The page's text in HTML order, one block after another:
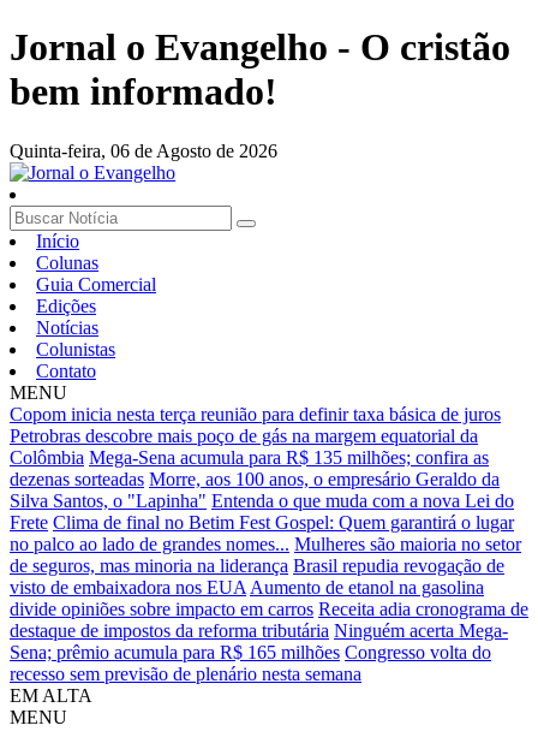
Jornal o Evangelho - O cristão
bem informado!
Quinta-feira, 06 de Agosto de 2026
Início
Colunas
Guia Comercial
Edições
Notícias
Colunistas
Contato
MENU
Copom inicia nesta terça reunião para definir taxa básica de juros
Petrobras descobre mais poço de gás na margem equatorial da
Colômbia Mega-Sena acumula para R$ 135 milhões; confira as
dezenas sorteadas Morre, aos 100 anos, o empresário Geraldo da
Silva Santos, o "Lapinha" Entenda o que muda com a nova Lei do
Frete Clima de final no Betim Fest Gospel: Quem garantirá o lugar
no palco ao lado de grandes nomes... Mulheres são maioria no setor
de seguros, mas minoria na liderança Brasil repudia revogação de
visto de embaixadora nos EUA Aumento de etanol na gasolina
divide opiniões sobre impacto em carros Receita adia cronograma de
destaque de impostos da reforma tributária Ninguém acerta Mega-
Sena; prêmio acumula para R$ 165 milhões Congresso volta do
recesso sem previsão de plenário nesta semana
EM ALTA
MENU